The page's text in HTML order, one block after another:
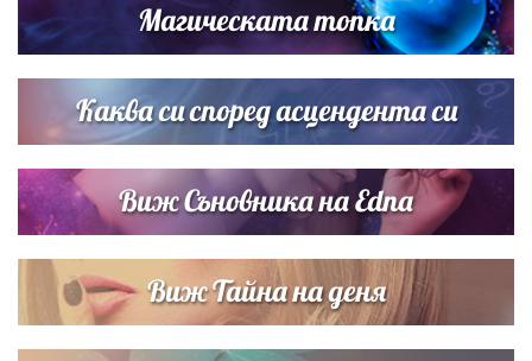
Дъщерята на Тодор Батков вдигна сватба, Стоичков и
Братя Аргирови я изненадаха с песен
Магическата топка
Каква си според асцендента си
Виж Съновника на Edna
Виж Тайна на деня